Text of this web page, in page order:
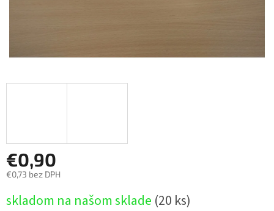
€0,90
€0,73 bez DPH
cena:
skladom na našom sklade (20 ks)